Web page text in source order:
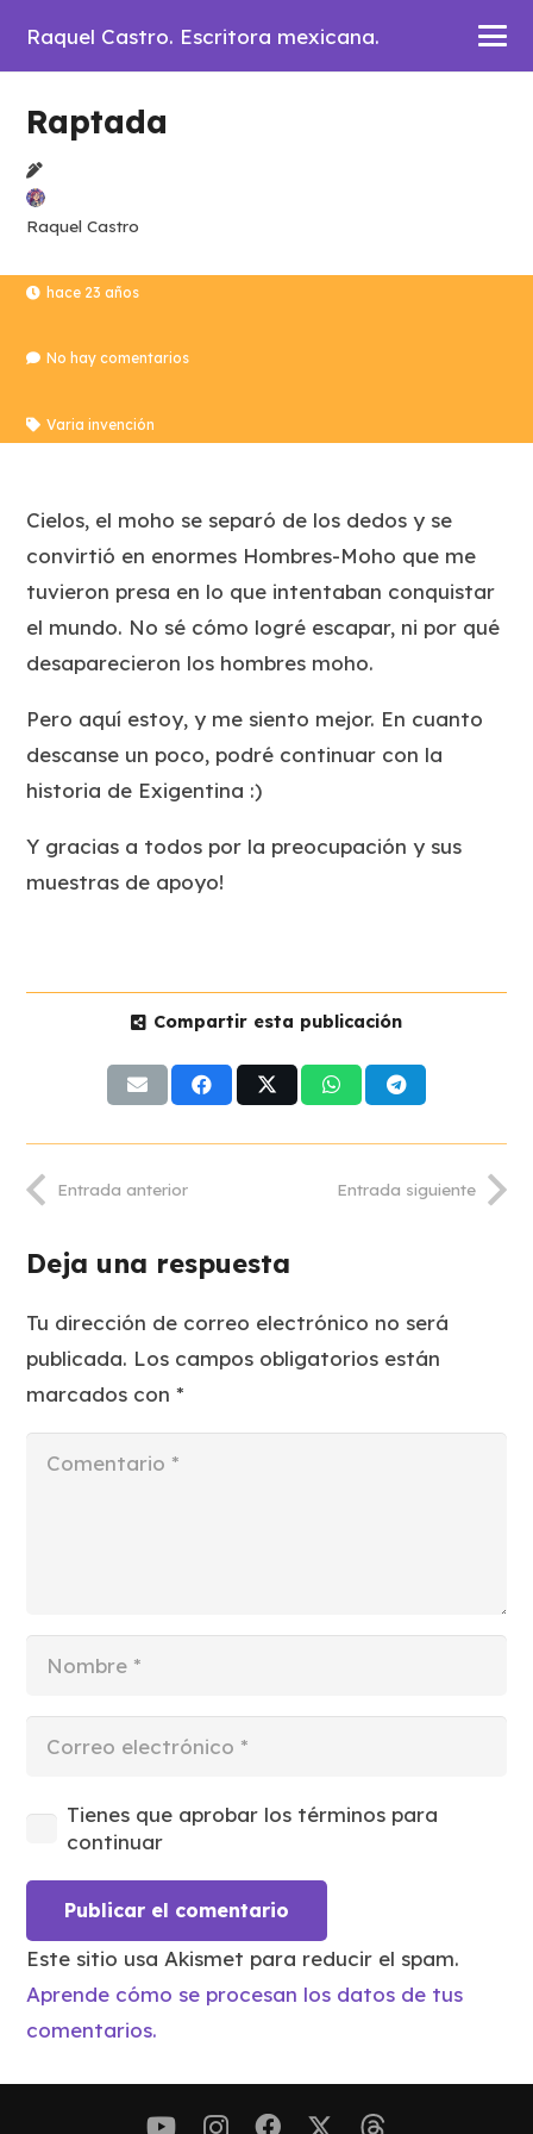
Raquel Castro. Escritora mexicana.
Raptada
Raquel Castro
hace 23 años
No hay comentarios
Varia invención
Cielos, el moho se separó de los dedos y se
convirtió en enormes Hombres-Moho que me
tuvieron presa en lo que intentaban conquistar
el mundo. No sé cómo logré escapar, ni por qué
desaparecieron los hombres moho.
Pero aquí estoy, y me siento mejor. En cuanto
descanse un poco, podré continuar con la
historia de Exigentina :)
Y gracias a todos por la preocupación y sus
muestras de apoyo!
Compartir esta publicación
Entrada anterior Entrada siguiente
Deja una respuesta
Tu dirección de correo electrónico no será
publicada. Los campos obligatorios están
marcados con*
Tienes que aprobar los términos para
continuar
Publicar el comentario
Este sitio usa Akismet para reducir el spam.
Aprende cómo se procesan los datos de tus
comentarios.